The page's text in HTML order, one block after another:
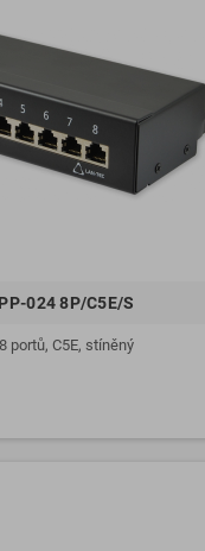
024 8P/C5E/S
8 portů, C5E, stíněný